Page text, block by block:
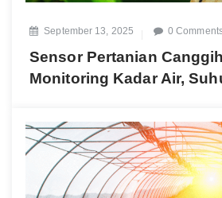
September 13, 2025 0
Sensor Pertanian
Monitoring Kadar Air,